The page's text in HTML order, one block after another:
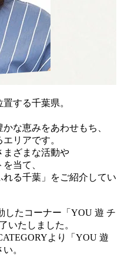
する千葉県。
な恵みをあわせもち、
リアです。
まざまな活動や
当て、
る千葉」をご紹介してい
したコーナー「YOU 遊 チ
いたしました。
より「YOU 遊
。